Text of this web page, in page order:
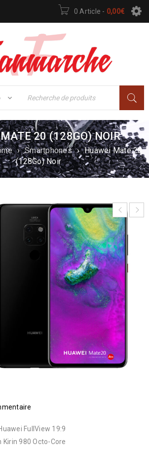
0 Article - 0,00€
20 (128GO) NOIR
› Smartphones › Huawei Mate 20
(128Go) Noir
FullView 19:9
Kirin 980 Octo-Core